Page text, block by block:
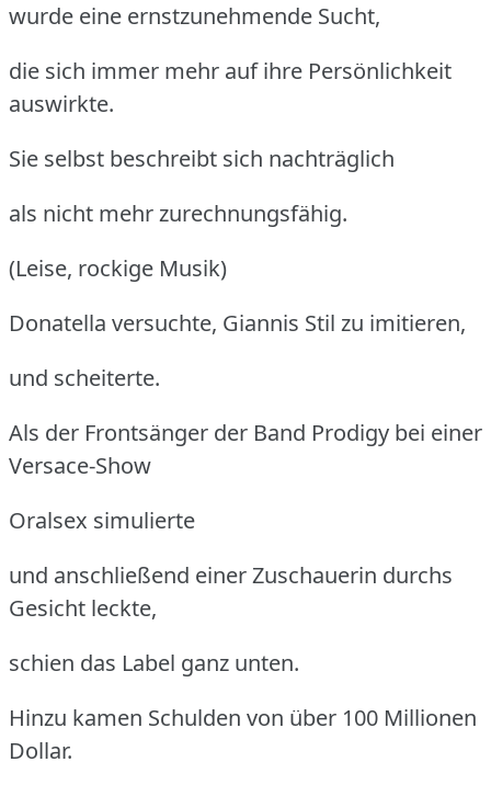
wurde eine ernstzunehmende Sucht,
die sich immer mehr auf ihre Persönlichkeit
auswirkte.
Sie selbst beschreibt sich nachträglich
als nicht mehr zurechnungsfähig.
(Leise, rockige Musik)
Donatella versuchte, Giannis Stil zu imitieren,
und scheiterte.
Als der Frontsänger der Band Prodigy bei einer
Versace-Show
Oralsex simulierte
und anschließend einer Zuschauerin durchs
Gesicht leckte,
schien das Label ganz unten.
Hinzu kamen Schulden von über 100 Millionen
Dollar.